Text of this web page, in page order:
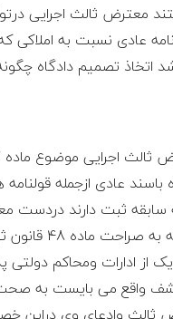
معترض ثالث اجرایی
عادی نسبت به املاکی
اتخاذ تصمیم دادگاه
باسند عادی ازجمله
سابقه ثبت دارند دردست
برخورد
از ادارات ومحاکم دولتی
کشف واقع می بایست به